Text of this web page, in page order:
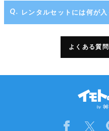
レンタルセットには何が入
よくある質